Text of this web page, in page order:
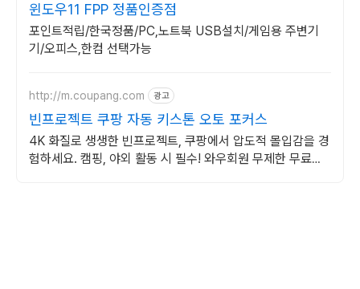
윈도우11 FPP 정품인증점
포인트적립/한국정품/PC,노트북 USB설치/게임용 주변기
기/오피스,한컴 선택가능
http://m.coupang.com 광고
빈프로젝트 쿠팡 자동 키스톤 오토 포커스
4K 화질로 생생한 빈프로젝트, 쿠팡에서 압도적 몰입감을 경
험하세요. 캠핑, 야외 활동 시 필수! 와우회원 무제한 무료배